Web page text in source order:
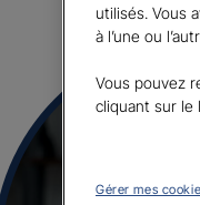
utilisés. Vous
à l’une ou
Vous pouvez
cliquant sur le
Gérer mes